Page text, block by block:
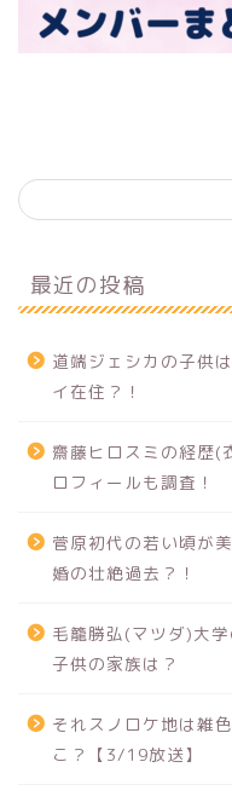
最近の投稿
道端ジェシカの子供
イ在住？！
齋藤ヒロスミの経歴(
ロフィールも調査！
菅原初代の若い頃が
婚の壮絶過去？！
毛籠勝弘(マツダ)大
子供の家族は？
それスノロケ地は雑
こ？【3/19放送】